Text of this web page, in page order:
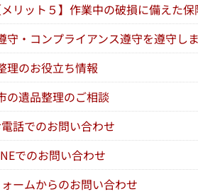
メリット５】作業中の破損に備えた保
守・コンプライアンス遵守を遵守し
理のお役立ち情報
の遺品整理のご相談
話でのお問い合わせ
でのお問い合わせ
ームからのお問い合わせ